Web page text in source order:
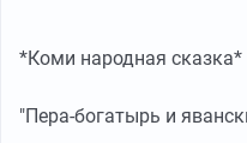
*Коми народная сказка*
"Пера-богатырь и